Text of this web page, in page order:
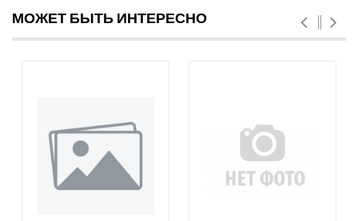
МОЖЕТ БЫТЬ ИНТЕРЕСНО